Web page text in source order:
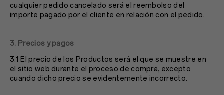
cualquier pedido cancelado será el reembolso del
importe pagado por el cliente en relación con el pedido.
3. Precios y pagos
3.1 El precio de los Productos será el que se muestre en
el sitio web durante el proceso de compra, excepto
cuando dicho precio se evidentemente incorrecto.